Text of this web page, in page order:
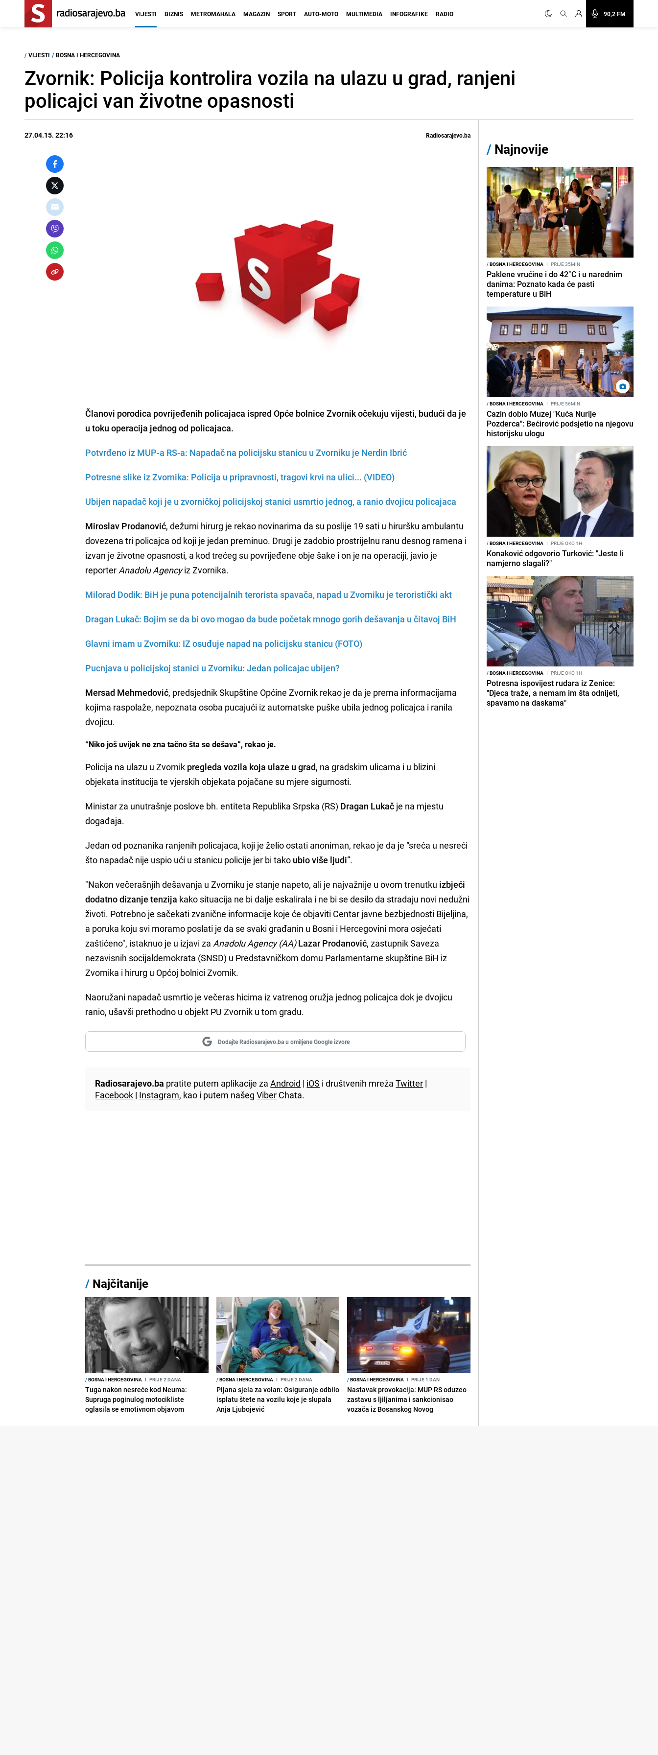
90,2 FM
VIJESTI BIZNIS METROMAHALA MAGAZIN SPORT AUTO-MOTO MULTIMEDIA INFOGRAFIKE RADIO
/ VIJESTI / BOSNA I HERCEGOVINA
Zvornik: Policija kontrolira vozila na ulazu u grad, ranjeni
policajci van životne opasnosti
27.04.15. 22:16 Radiosarajevo.ba
Članovi porodica povrijeđenih policajaca ispred Opće bolnice Zvornik očekuju vijesti, budući da je
u tokuoperacija jednog od policajaca.
Potvrđeno iz MUP-a RS-a: Napadač na policijsku stanicu u Zvorniku je Nerdin Ibrić
Potresne slike iz Zvornika: Policija u pripravnosti, tragovi krvi na ulici... (VIDEO)
Ubijen napadač koji je u zvorničkoj policijskoj stanici usmrtio jednog, a ranio dvojicu policajaca
Miroslav Prodanović, dežurni hirurg je rekao novinarima da su poslije 19 sati u hiruršku ambulantu
dovezena tri policajca od koji je jedan preminuo. Drugi je zadobio prostrijelnu ranu desnog ramena i
izvan je životne opasnosti, a kod trećeg su povrijeđene obje šake i on je na operaciji, javio je
reporter Anadolu Agencyiz Zvornika.
Milorad Dodik: BiH je puna potencijalnih terorista spavača, napad u Zvorniku je teroristički akt
Dragan Lukač: Bojim se da bi ovo mogao da bude početak mnogo gorih dešavanja u čitavoj BiH
Glavni imam u Zvorniku: IZ osuđuje napad na policijsku stanicu (FOTO)
Pucnjava u policijskoj stanici u Zvorniku: Jedan policajac ubijen?
Mersad Mehmedović, predsjednik Skupštine Općine Zvornik rekao je da je prema informacijama
kojima raspolaže, nepoznata osoba pucajući iz automatske puške ubila jednog policajca i ranila
dvojicu.
“Niko još uvijek ne zna tačno šta se dešava”, rekao je.
Policija na ulazu u Zvornik pregleda vozila koja ulaze u grad, na gradskim ulicama i u blizini
objekata institucija te vjerskih objekata pojačane su mjere sigurnosti.
Ministar za unutrašnje poslove bh. entiteta Republika Srpska (RS) Dragan Lukač je na mjestu
događaja.
Jedan od poznanika ranjenih policajaca, koji je želio ostati anoniman, rekao je da je “sreća u nesreći
što napadač nije uspio ući u stanicu policije jer bi tako ubio više ljudi”.
"Nakon večerašnjih dešavanja u Zvorniku je stanje napeto, ali je najvažnije u ovom trenutku izbjeći
dodatno dizanje tenzija kako situacija ne bi dalje eskalirala i ne bi se desilo da stradaju novi nedužni
životi. Potrebno je sačekati zvanične informacije koje će objaviti Centar javne bezbjednosti Bijeljina,
a poruka koju svi moramo poslati je da se svaki građanin u Bosni i Hercegovini mora osjećati
zaštićeno", istaknuo je u izjavi za Anadolu Agency (AA)Lazar Prodanović, zastupnik Saveza
nezavisnih socijaldemokrata (SNSD) u Predstavničkom domu Parlamentarne skupštine BiH iz
Zvornika i hirurg u Općoj bolnici Zvornik.
Naoružani napadač usmrtio je večeras hicima iz vatrenog oružja jednog policajca dok je dvojicu
ranio, ušavši prethodno u objekt PU Zvornik u tom gradu.
Dodajte Radiosarajevo.ba u omiljene Google izvore
Radiosarajevo.ba pratite putem aplikacije zaAndroid | iOS i društvenih mrežaTwitter |
Facebook | Instagram, kao i putem našegViber Chata.
/ Najčitanije
/BOSNA I HERCEGOVINA I PRIJE 2 DANA
Tuga nakon nesreće kod Neuma:
Supruga poginulog motocikliste
oglasila se emotivnom objavom
/BOSNA I HERCEGOVINA I PRIJE 2 DANA
Pijana sjela za volan: Osiguranje odbilo
isplatu štete na vozilu koje je slupala
Anja Ljubojević
/BOSNA I HERCEGOVINA I PRIJE 1 DAN
Nastavak provokacija: MUP RS oduzeo
zastavu s ljiljanima i sankcionisao
vozača iz Bosanskog Novog
/ Najnovije
/BOSNA I HERCEGOVINA I PRIJE 35MIN
Paklene vrućine i do 42°C i u narednim
danima: Poznato kada će pasti
temperature u BiH
/BOSNA I HERCEGOVINA I PRIJE 56MIN
Cazin dobio Muzej "Kuća Nurije
Pozderca": Bećirović podsjetio na njegovu
historijsku ulogu
/BOSNA I HERCEGOVINA I PRIJE OKO 1H
Konaković odgovorio Turković: "Jeste li
namjerno slagali?"
/BOSNA I HERCEGOVINA I PRIJE OKO 1H
Potresna ispovijest rudara iz Zenice:
"Djeca traže, a nemam im šta odnijeti,
spavamo na daskama"